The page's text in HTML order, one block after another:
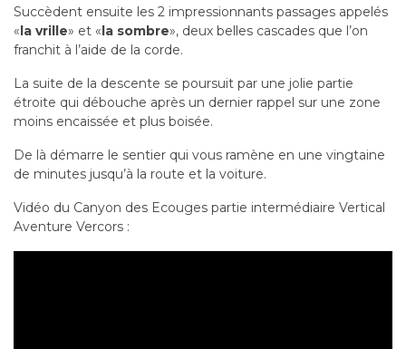
Succèdent ensuite les 2 impressionnants passages appelés
«la vrille» et «la sombre», deux belles cascades que l’on
franchit à l’aide de la corde.
La suite de la descente se poursuit par une jolie partie
étroite qui débouche après un dernier rappel sur une zone
moins encaissée et plus boisée.
De là démarre le sentier qui vous ramène en une vingtaine
de minutes jusqu’à la route et la voiture.
Vidéo du Canyon des Ecouges partie intermédiaire Vertical
Aventure Vercors :